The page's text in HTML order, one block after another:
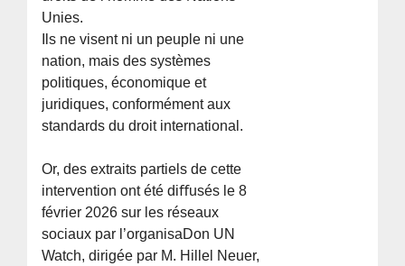
Unies.
Ils ne visent ni un peuple ni une
nation, mais des systèmes
politiques, économique et
juridiques, conformément aux
standards du droit international.
Or, des extraits partiels de cette
intervention ont été diﬀusés le 8
février 2026 sur les réseaux
sociaux par l’organisaDon UN
Watch, dirigée par M. Hillel Neuer,